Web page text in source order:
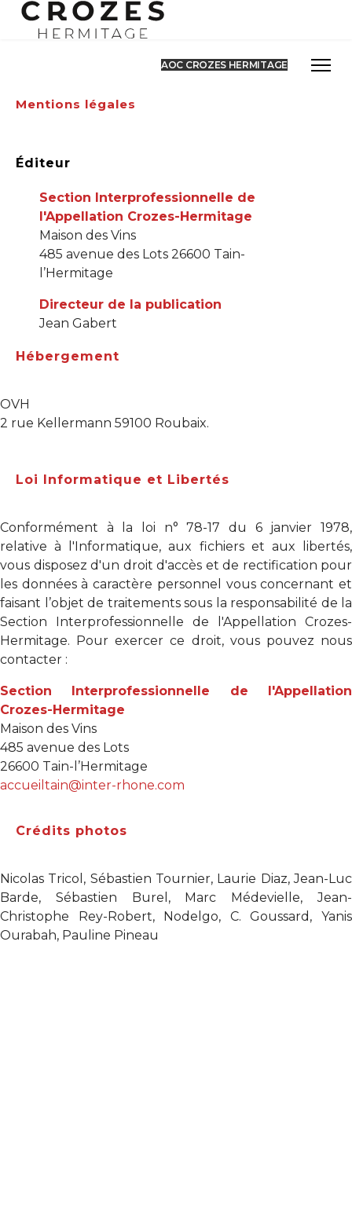
AOC CROZES HERMITAGE
Mentions légales
Éditeur
Section Interprofessionnelle de
l'Appellation Crozes-Hermitage
Maison des Vins
485 avenue des Lots 26600 Tain-
l’Hermitage
Directeur de la publication
Jean Gabert
Hébergement
OVH
2 rue Kellermann 59100 Roubaix.
Loi Informatique et Libertés
Conformément à la loi n° 78-17 du 6 janvier 1978,
relative à l'Informatique, aux fichiers et aux libertés,
vous disposez d'un droit d'accès et de rectification pour
les données à caractère personnel vous concernant et
faisant l’objet de traitements sous la responsabilité de la
Section Interprofessionnelle de l'Appellation Crozes-
Hermitage. Pour exercer ce droit, vous pouvez nous
contacter :
Section Interprofessionnelle de l'Appellation
Crozes-Hermitage
Maison des Vins
485 avenue des Lots
26600 Tain-l’Hermitage
accueiltain@inter-rhone.com
Crédits photos
Nicolas Tricol, Sébastien Tournier, Laurie Diaz, Jean-Luc
Barde, Sébastien Burel, Marc Médevielle, Jean-
Christophe Rey-Robert, Nodelgo, C. Goussard, Yanis
Ourabah, Pauline Pineau